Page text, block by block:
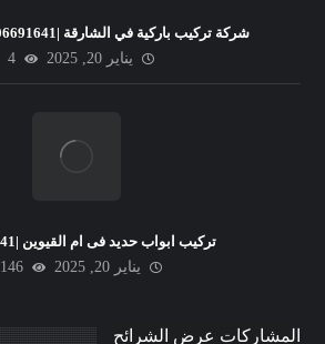
شركة تركيب باركية في الشارقة |0506691641| تركيب بلاط
يناير 20, 2025
4
تركيب ابواب حديد فى ام القيوين |0506691641
يناير 20, 2025
146
المشاركات عرض الشرائح